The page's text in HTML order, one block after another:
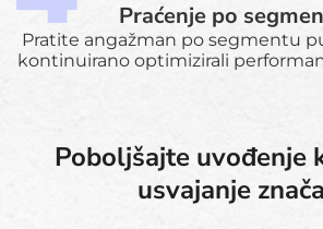
Praćenje po
Pratite angažman po segmentu
kontinuirano optimizirali
Poboljšajte uvođenje
usvajanje